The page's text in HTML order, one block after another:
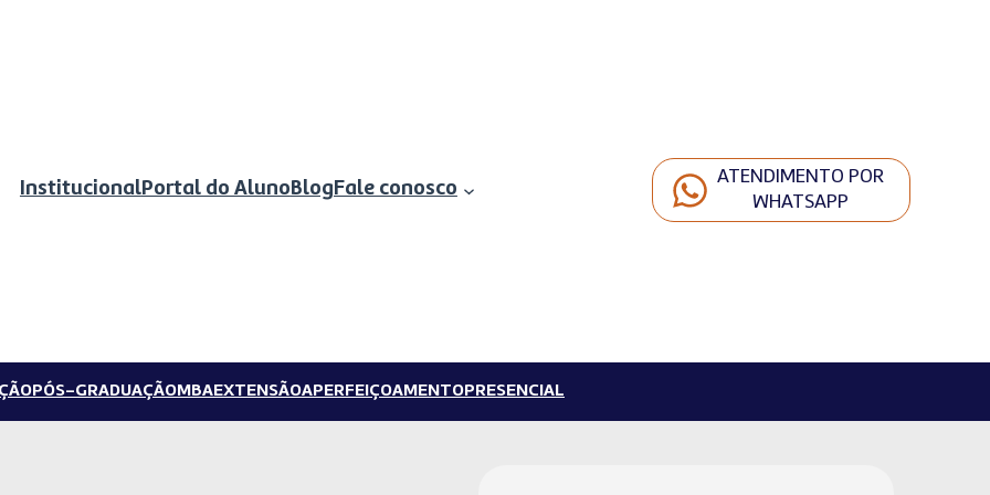
InstitucionalPortal do AlunoBlogFale conosco
ATENDIMENTO POR
WHATSAPP
PÓS-GRADUAÇÃOMBAEXTENSÃOAPERFEIÇOAMENTOPRESENCIAL